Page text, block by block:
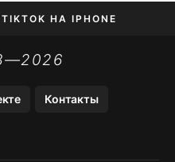
TIKTOK НА IPHONE
Контакты